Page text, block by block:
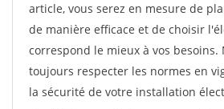
article, vous serez en mesure de
de manière efficace et de choisir
correspond le mieux à vos besoins.
toujours respecter les normes en
la sécurité de votre installation